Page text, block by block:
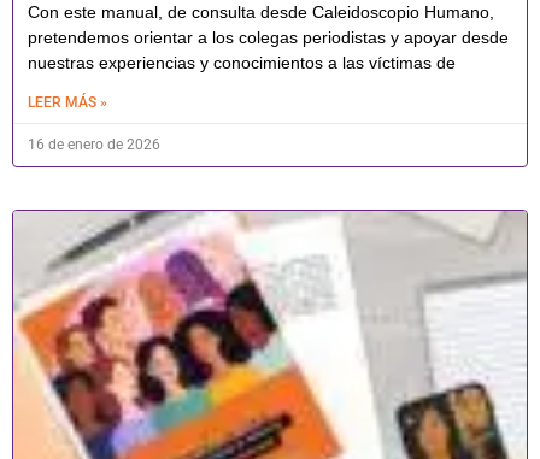
Con este manual, de consulta desde Caleidoscopio Humano,
pretendemos orientar a los colegas periodistas y apoyar desde
nuestras experiencias y conocimientos a las víctimas de
LEER MÁS »
16 de enero de 2026